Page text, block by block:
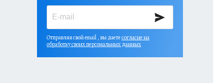
Отправляя свой email , вы даетесогласие на
обработку своих персональных данных